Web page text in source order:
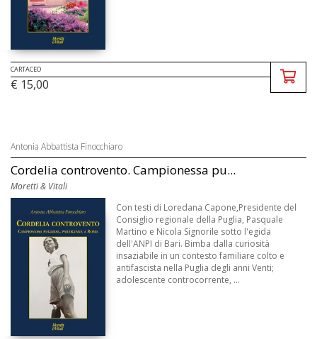
CARTACEO
€ 15,00
Antonia Abbattista Finocchiaro
Cordelia controvento. Campionessa pu...
Moretti & Vitali
Con testi di Loredana Capone,Presidente del
Consiglio regionale della Puglia, Pasquale
Martino e Nicola Signorile sotto l'egida
dell'ANPI di Bari. Bimba dalla curiosità
insaziabile in un contesto familiare colto e
antifascista nella Puglia degli anni Venti;
adolescente controcorrente, ...